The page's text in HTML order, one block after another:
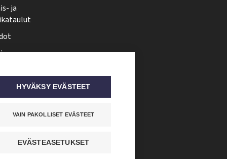
ja
somessa
HYVÄKSY EVÄSTEET
VAIN PAKOLLISET EVÄSTEET
EVÄSTEASETUKSET